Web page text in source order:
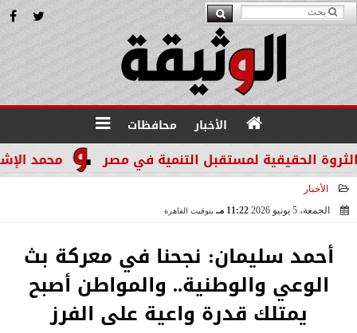
الأخبار محافظات
محمد
الأخبار
الجمعة، 5 يونيو 2026
11:22 مـ بتوقيت القاهرة
أحمد سليمان: نجحنا في معركة بث
الوعي والوطنية.. والمواطن أصبح
يمتلك قدرة واعية على الفرز